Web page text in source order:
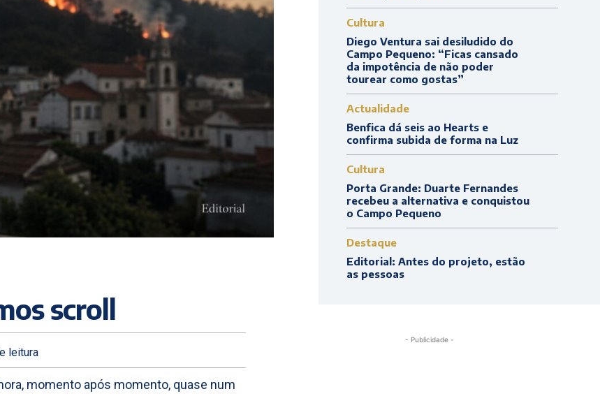
scroll
leitura
momento após momento, quase num
Cultura
Diego Ventura sai desiludido do
Campo Pequeno: “Ficas cansado
da impotência de não poder
tourear como gostas”
Actualidade
Benfica dá seis ao Hearts e
confirma subida de forma na Luz
Cultura
Porta Grande: Duarte Fernandes
recebeu a alternativa e conquistou
o Campo Pequeno
Destaque
Editorial: Antes do projeto, estão
as pessoas
- Publicidade -